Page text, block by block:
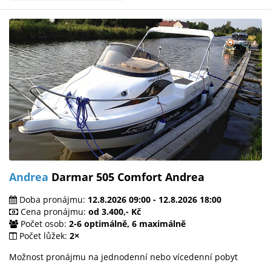
Andrea Darmar 505 Comfort Andrea
Doba pronájmu: 12.8.2026 09:00 - 12.8.2026 18:00
Cena pronájmu: od 3.400,- Kč
Počet osob: 2-6 optimálně, 6 maximálně
Počet lůžek: 2×
Možnost pronájmu na jednodenní nebo vícedenní pobyt